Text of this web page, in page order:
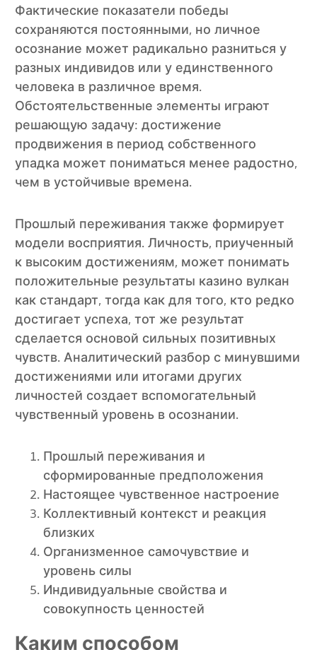
Фактические показатели победы
сохраняются постоянными, но личное
осознание может радикально разниться у
разных индивидов или у единственного
человека в различное время.
Обстоятельственные элементы играют
решающую задачу: достижение
продвижения в период собственного
упадка может пониматься менее радостно,
чем в устойчивые времена.
Прошлый переживания также формирует
модели восприятия. Личность, приученный
к высоким достижениям, может понимать
положительные результаты казино вулкан
как стандарт, тогда как для того, кто редко
достигает успеха, тот же результат
сделается основой сильных позитивных
чувств. Аналитический разбор с минувшими
достижениями или итогами других
личностей создает вспомогательный
чувственный уровень в осознании.
Прошлый переживания и
сформированные предположения
Настоящее чувственное настроение
Коллективный контекст и реакция
близких
Организменное самочувствие и
уровень силы
Индивидуальные свойства и
совокупность ценностей